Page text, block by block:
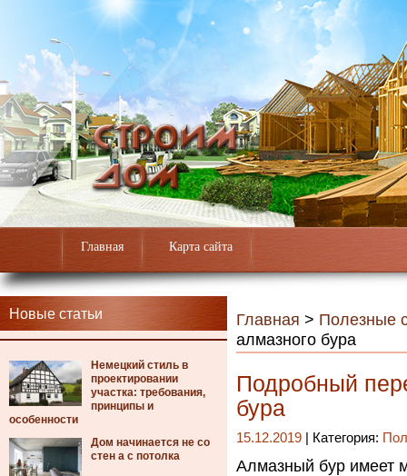
Главная Карта сайта
Новые статьи
Немецкий стиль в
проектировании
участка: требования,
принципы и
особенности
Дом начинается не со
стен а с потолка
Главная > Полезные
алмазного бура
Подробный
бура
15.12.2019 | Категория:
Алмазный бур имеет